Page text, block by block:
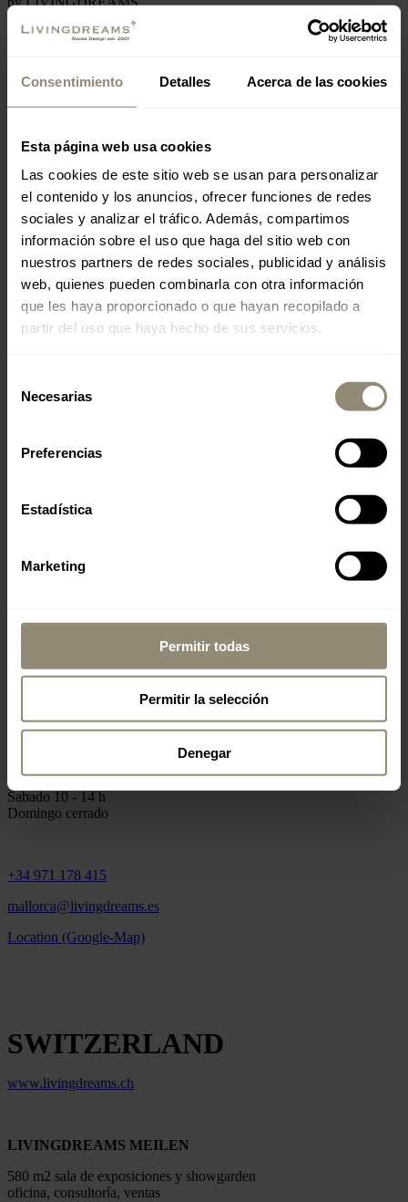
Consentimiento Detalles Acerca de las cookies
Esta página web usa cookies
Las cookies de este sitio web se usan para personalizar
el contenido y los anuncios, ofrecer funciones de redes
sociales y analizar el tráfico. Además, compartimos
información sobre el uso que haga del sitio web con
nuestros partners de redes sociales, publicidad y análisis
web, quienes pueden combinarla con otra información
que les haya proporcionado o que hayan recopilado a
partir del uso que haya hecho de sus servicios.
Necesarias
Preferencias
Estadística
Marketing
Permitir todas
Permitir la selección
Denegar
ES-07320 Santa Maria Del Cami
Miércoles - Domingo
Restaurante: de 12:00 a 16:30 / de 18:30 a 24:00
Cocina: de 12:30 a 15:00 / de 19:00 a 22:30
+34 659 008 739
restaurante19@livingdreams.es
Location (Google-Map)
Signature Store Palma 400 m sala de exposiciones
ES-07006 Palma - Portixol
Lunes - Viernes 10-18 h
Sabado 10 - 14 h
Domingo cerrado
+34 971 178 415
mallorca@livingdreams.es
Location (Google-Map)
SWITZERLAND
www.livingdreams.ch
LIVINGDREAMS MEILEN
580 m2 sala de exposiciones y showgarden
oficina, consultoría, ventas